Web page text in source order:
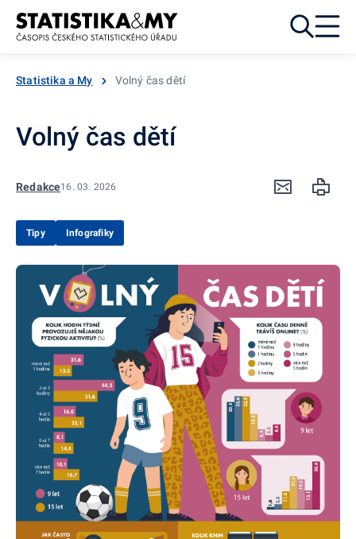
Přejít k obsahu
Statistika a My Volný čas dětí
Volný čas dětí
Redakce16. 03. 2026
Tipy Infografiky